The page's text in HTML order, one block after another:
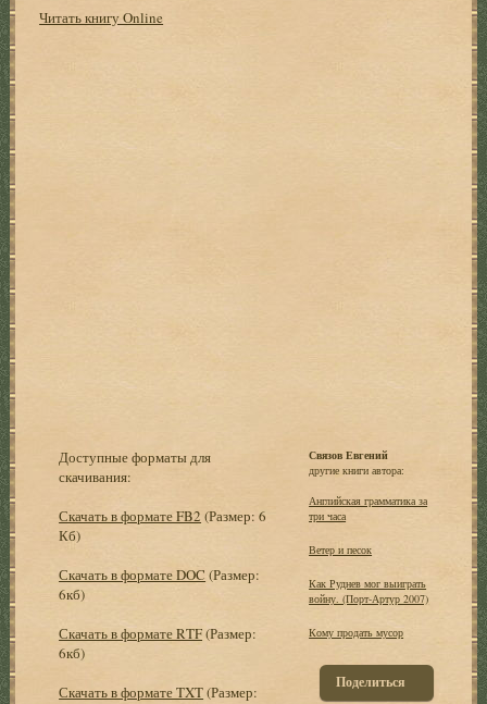
Читать книгу Online
Доступные форматы для
скачивания:
Скачать в формате FB2 (Размер: 6
Кб)
Скачать в формате DOC (Размер:
6кб)
Скачать в формате RTF(Размер:
6кб)
Скачать в формате TXT(Размер:
Связов Евгений
другие книги автора:
Английская грамматика за
три часа
Ветер и песок
Как Руднев мог выиграть
войну. (Порт-Артур 2007)
Кому продать мусор
Поделиться